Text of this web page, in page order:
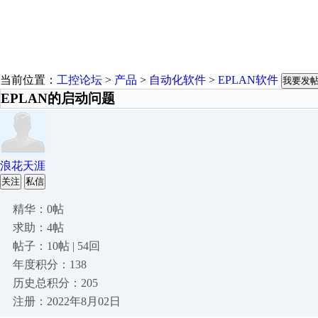
当前位置： 工控论坛 > 产品 > 自动化软件 > EPLAN软件 我要发
EPLAN的启动问题
浪花天涯
关注 私信
精华：0帖
求助：4帖
帖子：10帖 | 54回
年度积分：138
历史总积分：205
注册：2022年8月02日